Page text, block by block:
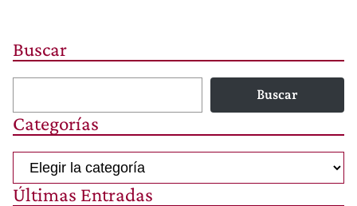
Buscar
Buscar
Categorías
Categorías
Últimas Entradas